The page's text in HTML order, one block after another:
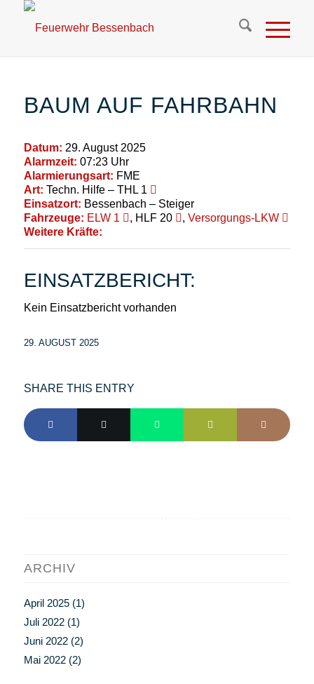
BAUM AUF FAHRBAHN
Datum: 29. August 2025
Alarmzeit: 07:23 Uhr
Alarmierungsart: FME
Art: Techn. Hilfe – THL 1
Einsatzort: Bessenbach – Steiger
Fahrzeuge: ELW 1 , HLF 20 , Versorgungs-LKW
Weitere Kräfte:
EINSATZBERICHT:
Kein Einsatzbericht vorhanden
29. AUGUST 2025
SHARE THIS ENTRY
ARCHIV
April 2025(1)
Juli 2022(1)
Juni 2022(2)
Mai 2022(2)